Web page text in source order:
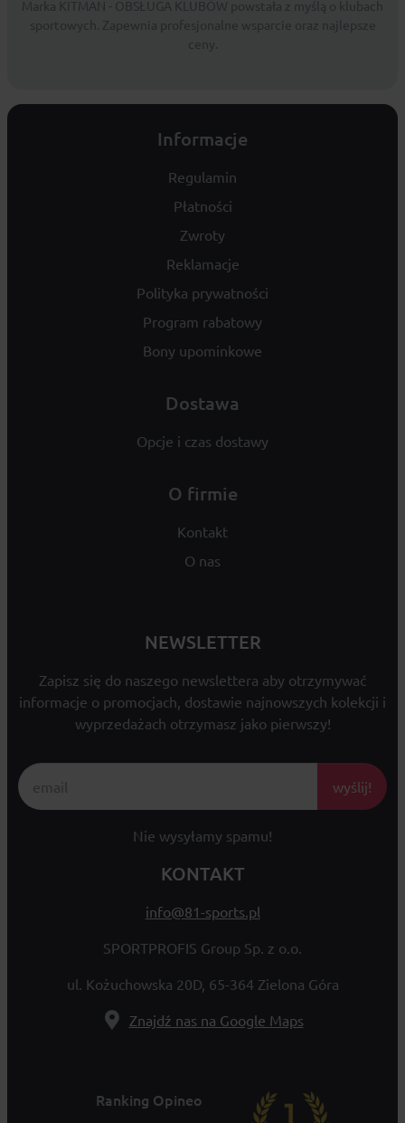
Informacje
Regulamin
Płatności
Zwroty
Reklamacje
Polityka prywatności
Program rabatowy
Bony upominkowe
Dostawa
Opcje i czas dostawy
O firmie
Kontakt
O nas
NEWSLETTER
Zapisz się do naszego newslettera aby otrzymywać
informacje o promocjach, dostawie najnowszych kolekcji i
wyprzedażach otrzymasz jako pierwszy!
wyślij!
Nie wysyłamy spamu!
KONTAKT
info@81-sports.pl
SPORTPROFIS Group Sp. z o.o.
ul. Kożuchowska 20D, 65-364 Zielona Góra
Znajdź nas na Google Maps
Ranking Opineo